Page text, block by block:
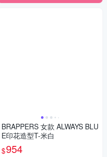
BRAPPERS 女款 ALWAYS BLU
E印花造型T-米白
$954